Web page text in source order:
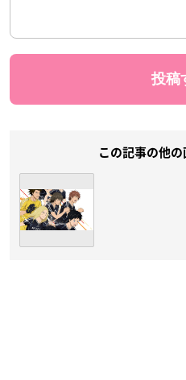
この記事の他の